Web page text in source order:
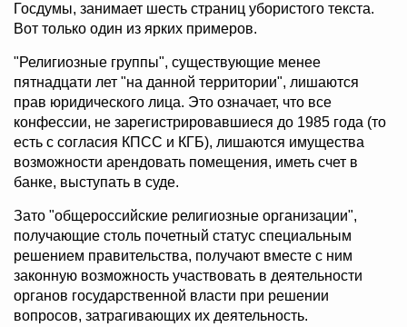
Госдумы, занимает шесть страниц убористого текста.
Вот только один из ярких примеров.
"Религиозные группы", существующие менее
пятнадцати лет "на данной территории", лишаются
прав юридического лица. Это означает, что все
конфессии, не зарегистрировавшиеся до 1985 года (то
есть с согласия КПСС и КГБ), лишаются имущества
возможности арендовать помещения, иметь счет в
банке, выступать в суде.
Зато "общероссийские религиозные организации",
получающие столь почетный статус специальным
решением правительства, получают вместе с ним
законную возможность участвовать в деятельности
органов государственной власти при решении
вопросов, затрагивающих их деятельность.